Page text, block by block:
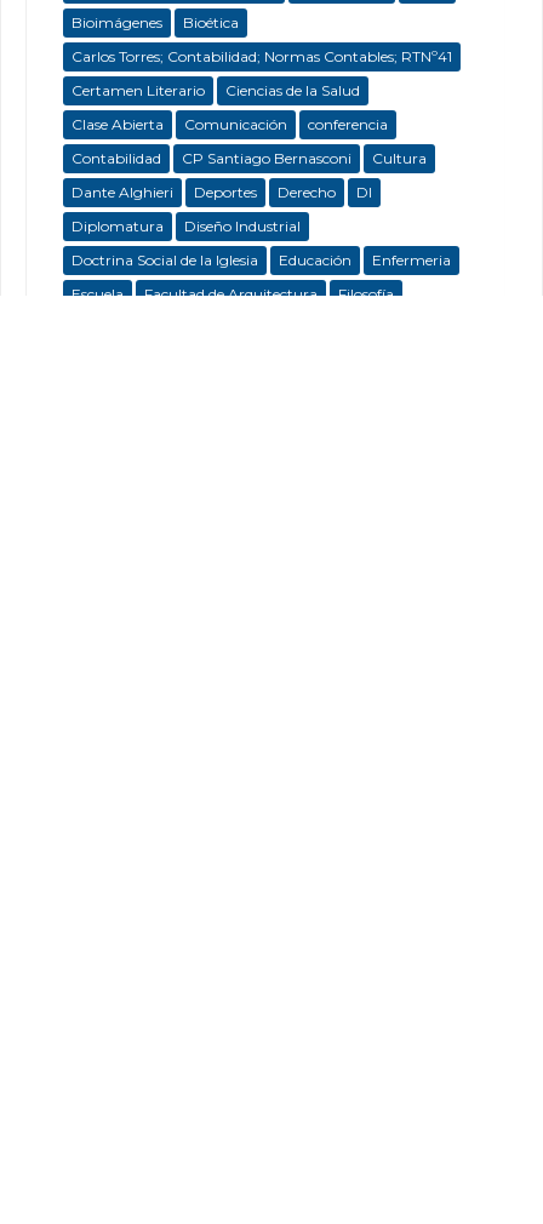
Bioimágenes
Bioética
Carlos Torres; Contabilidad; Normas Contables; RTNº41
Certamen Literario
Ciencias de la Salud
Clase Abierta
Comunicación
conferencia
Contabilidad
CP Santiago Bernasconi
Cultura
Dante Alghieri
Deportes Derecho
DI
Diplomatura
Diseño Industrial
Doctrina Social de la Iglesia
Educación
Enfermeria
Escuela
Facultad de Arquitectura
Filosofía